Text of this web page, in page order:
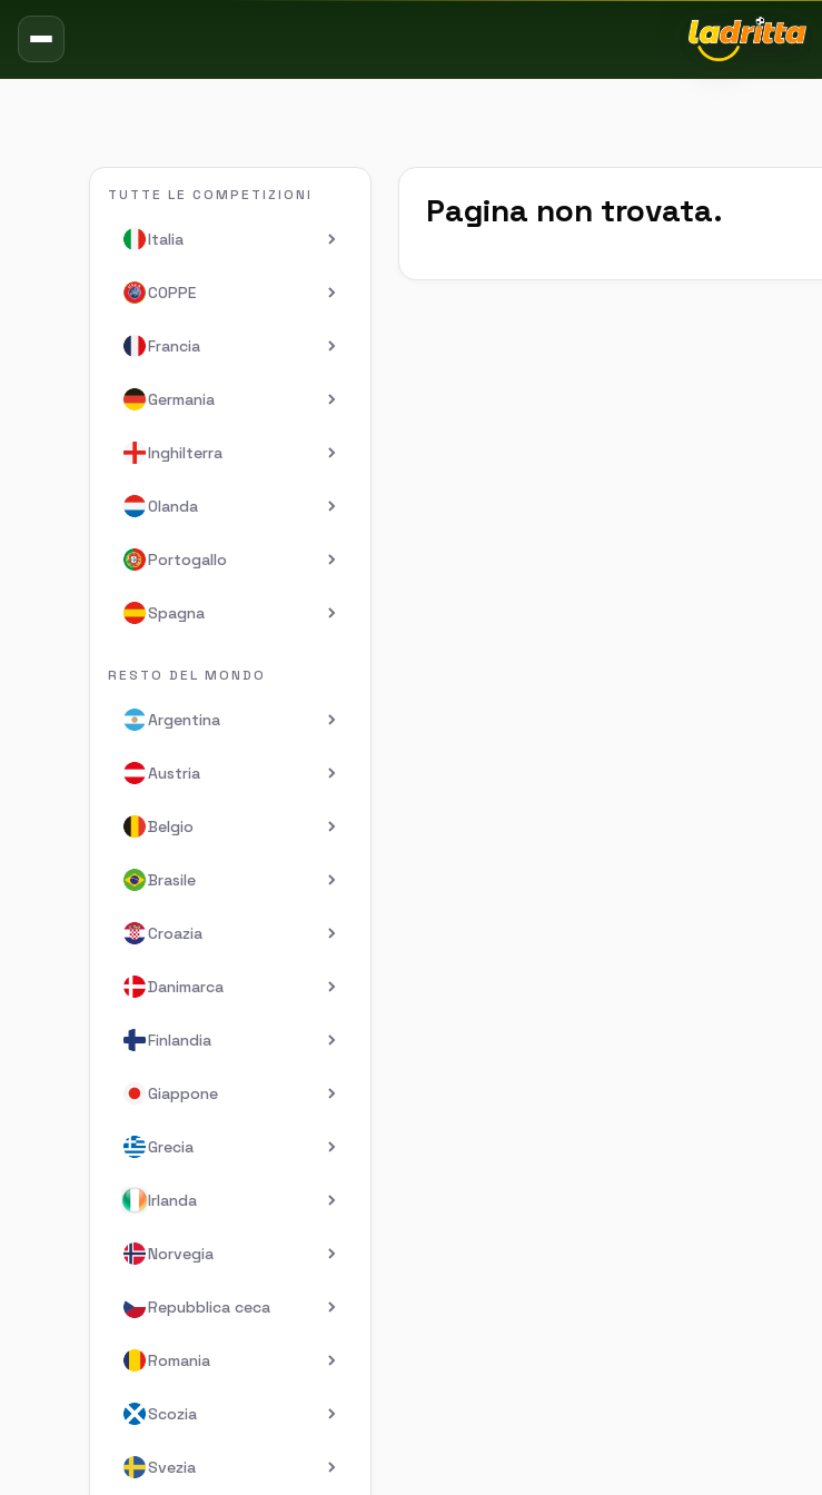
TUTTE LE COMPETIZIONI
Italia
COPPE
Francia
Germania
Inghilterra
Olanda
Portogallo
Spagna
RESTO DEL MONDO
Argentina
Austria
Belgio
Brasile
Croazia
Danimarca
Finlandia
Giappone
Grecia
Irlanda
Norvegia
Repubblica ceca
Romania
Scozia
Svezia
Pagina non trovata.